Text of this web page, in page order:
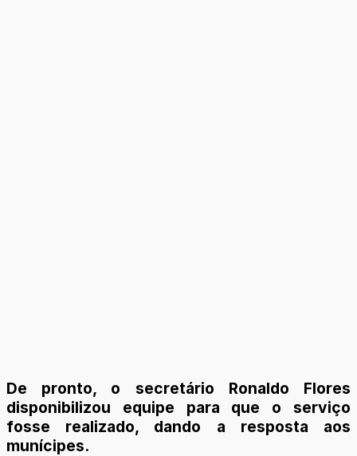
De pronto, o secretário Ronaldo Flores
disponibilizou equipe para que o serviço
fosse realizado, dando a resposta aos
munícipes.